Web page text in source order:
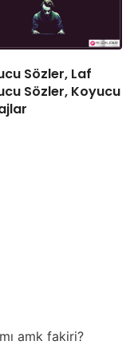
Sözler, Laf
Sözler, Koyucu
amk fakiri?